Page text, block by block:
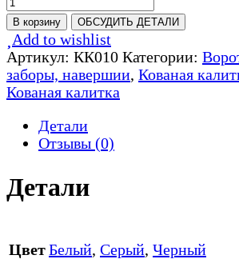
товара
Кованая
калитка
-
КК010
В корзину ОБСУДИТЬ ДЕТАЛИ
Add to wishlist
Артикул: КК010 Категории:
заборы, навершии, Кованая
Кованая калитка
Детали
Отзывы (0)
Детали
ЦветБелый, Серый, Черный